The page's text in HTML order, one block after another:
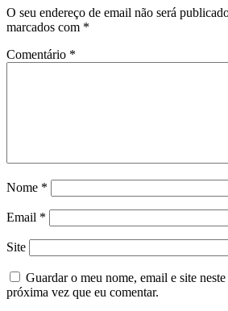
O seu endereço de email não será
marcados com *
Comentário *
Nome *
Email *
Site
Guardar o meu nome, email e site
próxima vez que eu comentar.